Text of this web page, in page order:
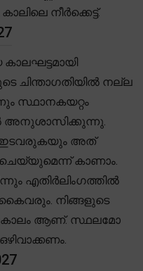
നീർക്കെട്ട്.
ചിന്താഗതിയിൽ നല്ല
സ്ഥാനകയറ്റം
അനുശാസിക്കുന്നു.
ഇടവരുകയും അത്
കാണാം.
എതിർലിംഗത്തിൽ
കൈവരും. നിങ്ങളുടെ
ആണ്. സ്ഥലമോ